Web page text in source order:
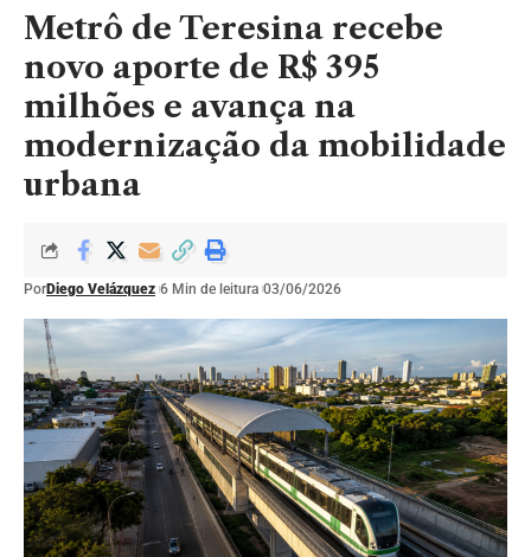
Metrô de Teresina recebe
novo aporte de R$ 395
milhões e avança na
modernização da mobilidade
urbana
PorDiego Velázquez 6 Min de leitura 03/06/2026